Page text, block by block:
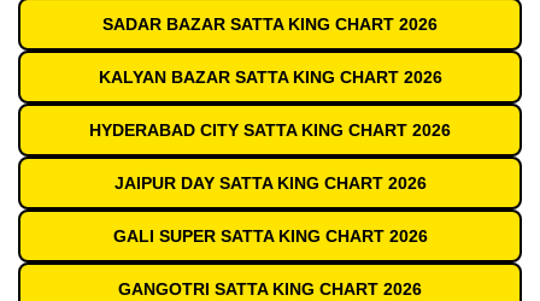
SADAR BAZAR SATTA KING CHART 2026
KALYAN BAZAR SATTA KING CHART 2026
HYDERABAD CITY SATTA KING CHART 2026
JAIPUR DAY SATTA KING CHART 2026
GALI SUPER SATTA KING CHART 2026
GANGOTRI SATTA KING CHART 2026